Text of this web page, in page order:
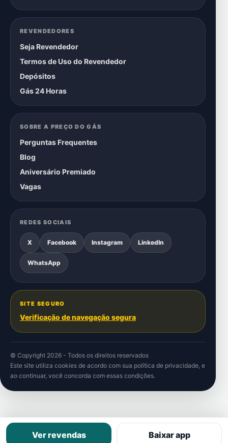
REVENDEDORES
Seja Revendedor
Termos de Uso do Revendedor
Depósitos
Gás 24 Horas
SOBRE A PREÇO DO GÁS
Perguntas Frequentes
Blog
Aniversário Premiado
Vagas
REDES SOCIAIS
X Facebook Instagram LinkedIn
WhatsApp
SITE SEGURO
Verificação de navegação segura
© Copyright 2026 - Todos os direitos reservados
Este site utiliza cookies de acordo com sua política de privacidade, e
ao continuar, você concorda com essas condições.
Ver revendas Baixar app